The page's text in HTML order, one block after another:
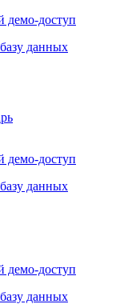
демо-доступ
данных
демо-доступ
данных
демо-доступ
данных